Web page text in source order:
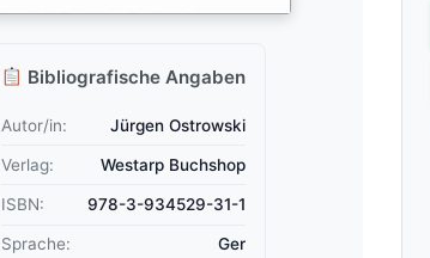
Bibliografische Angaben
Autor/in: Jürgen Ostrowski
Verlag: Westarp Buchshop
ISBN: 978-3-934529-31-1
Sprache: Ger